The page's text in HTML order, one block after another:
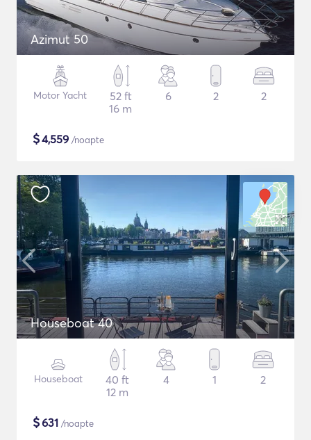
Azimut 50
Motor Yacht
52 ft
16 m
6 2 2
$4,559 /noapte
Houseboat 40
Houseboat
40 ft
12 m
4 1 2
$631 /noapte